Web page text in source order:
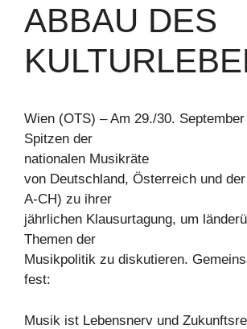
ABBAU DES
Wien (OTS) – Am 29./30.
Spitzen der
nationalen Musikräte
von Deutschland, Österreich und
A-CH) zu ihrer
jährlichen Klausurtagung, um
Themen der
Musikpolitik zu diskutieren.
fest:
Musik ist Lebensnerv und